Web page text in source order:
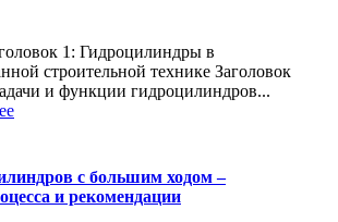
1: Гидроцилиндры в
строительной технике Заголовок
и функции гидроцилиндров...
с большим ходом –
и рекомендации